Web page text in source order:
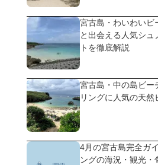
宮古島・わいわいビ
と出会える人気シュ
トを徹底解説
宮古島・中の島ビー
リングに人気の天然
4月の宮古島完全ガ
ングの海況・観光・